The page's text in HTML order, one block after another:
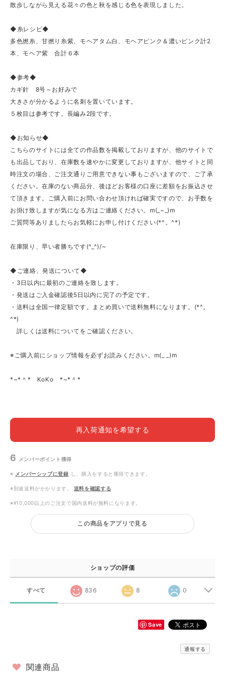
散歩しながら見える花々の色と秋を感じる色を表現しました。
◆糸レシピ◆
多色撚糸、甘撚り糸紫、モヘアタム白、モヘアピンク＆濃いピンク計2
本、モヘア紫 合計６本
◆参考◆
カギ針 8号～お好みで
大きさが分かるように名刺を置いています。
５枚目は参考です。長編み2段です。
◆お知らせ◆
こちらのサイトには全ての作品数を掲載しておりますが、他のサイトで
も出品しており、在庫数を速やかに変更しておりますが、他サイトと同
時注文の場合、ご注文通りご用意できない事もございますので、ご了承
ください。在庫のない商品分、後ほどお客様の口座に差額をお振込させ
て頂きます。ご購入前にお問い合わせ頂ければ確実ですので、お手数を
お掛け致しますが気になる方はご連絡ください。m(_~_)m
ご質問等ありましたらお気軽にお申し付けください(*^。^*)
在庫限り、早い者勝ちです(^_^)/~
◆ご連絡、発送について◆
・3日以内に最初のご連絡を致します。
・発送はご入金確認後5日以内に完了の予定です。
・送料は全国一律定額です。まとめ買いで送料無料になります。(*^。
^*)
詳しくは送料についてをご確認ください。
※ご購入前にショップ情報を必ずお読みください。m(_ _)m
*~*＾* KoKo *~*＾*
再入荷通知を希望する
6 メンバーポイント 獲得
※ メンバーシップに登録 し、購入をすると獲得できます。
※別途送料がかかります。 送料を確認する
※¥10,000以上のご注文で国内送料が無料になります。
この商品をアプリで見る
ショップの評価
すべて 836 8 0
Save
通報する
関連商品